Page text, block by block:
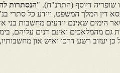
שופריה דיוסף (התרנ"ח). "הנסתרות
דין המלך המשפט, ויודע כל סתרי
הימים שאינם יודעים מחשבות בני
מהמלאכים ואינם דנים עליהם,
יעזוב רשע דרכו ואיש און